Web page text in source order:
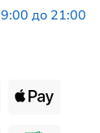
до 21:00